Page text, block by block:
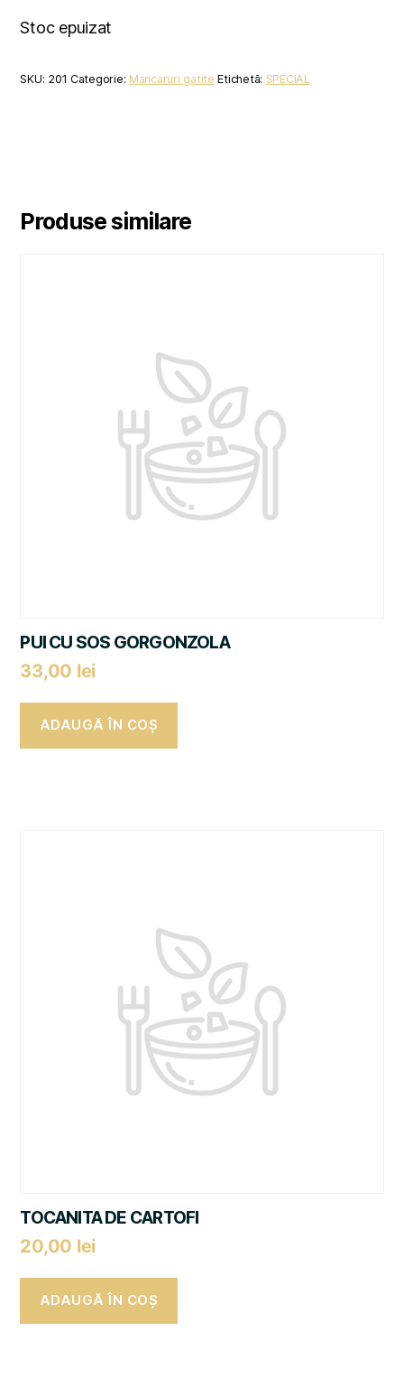
Stoc epuizat
SKU: 201 Categorie: Mancaruri gatite Etichetă: SPECIAL
Produse similare
PUI CU SOS GORGONZOLA
33,00 lei
ADAUGĂ ÎN COȘ
TOCANITA DE CARTOFI
20,00 lei
ADAUGĂ ÎN COȘ